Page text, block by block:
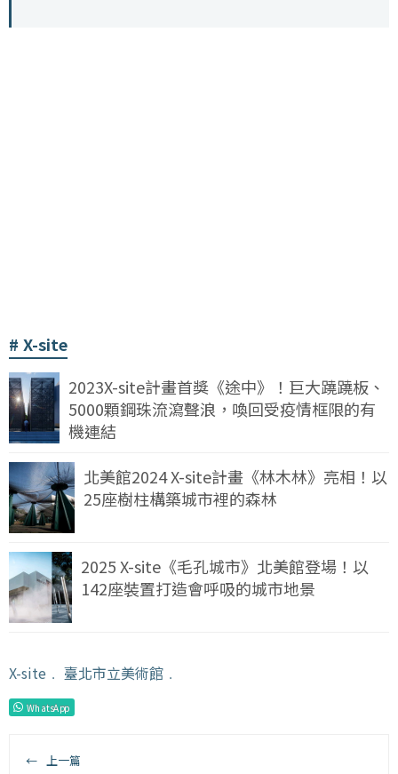
X-site
2023X-site計畫首獎《途中》！巨大蹺蹺板、
5000顆鋼珠流瀉聲浪，喚回受疫情框限的有
機連結
北美館2024 X-site計畫《林木林》亮相！以
25座樹柱構築城市裡的森林
2025 X-site《毛孔城市》北美館登場！以
142座裝置打造會呼吸的城市地景
X-site ﹒ 臺北市立美術館 ﹒
WhatsApp
← 上一篇